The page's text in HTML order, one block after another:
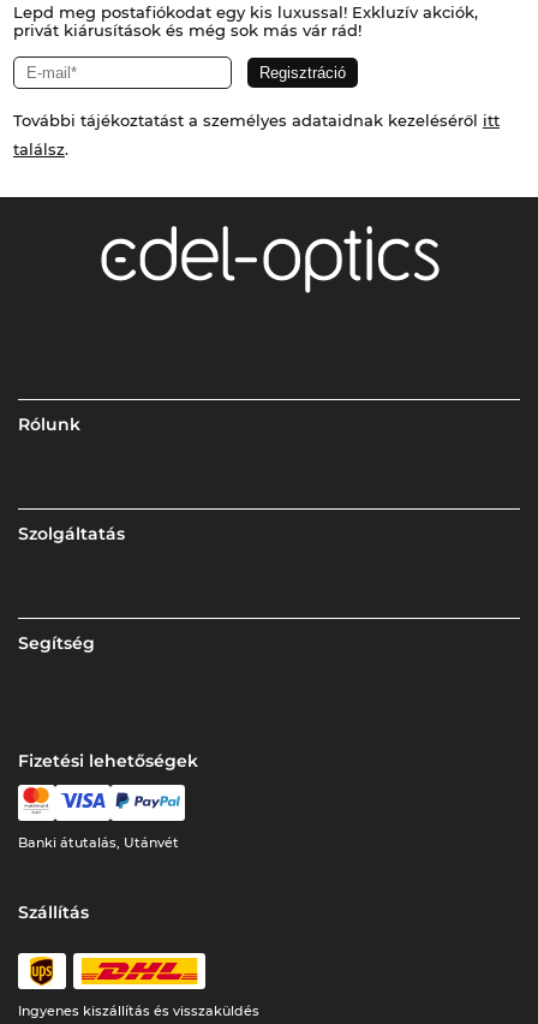
Lepd meg postafiókodat egy kis luxussal! Exkluzív akciók,
privát kiárusítások és még sok más vár rád!
További tájékoztatást a személyes adataidnak kezeléséről itt
találsz.
Rólunk
Szolgáltatás
Segítség
Fizetési lehetőségek
Banki átutalás, Utánvét
Szállítás
Ingyenes kiszállítás és visszaküldés